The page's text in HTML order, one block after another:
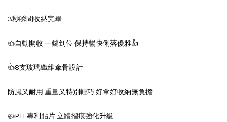
3秒瞬間收納完畢
👍自動開收 一鍵到位 保持暢快俐落優雅👍
👍8支玻璃纖維傘骨設計
防風又耐用 重量又特別輕巧 好拿好收納無負擔
👍PTE專利貼片 立體摺痕強化升級